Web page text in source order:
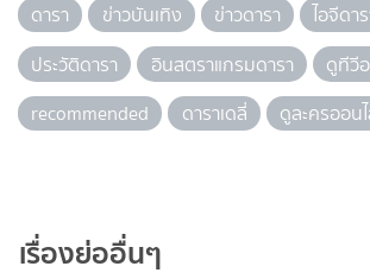
ดารา ข่าวบันเทิง ข่าวดารา
ไอจีดา
ประวัติดารา
อินสตราแกรมดารา
ดูทีวี
recommended
ดาราเดลี่ ดูละครออน
เรื่องย่ออื่นๆ